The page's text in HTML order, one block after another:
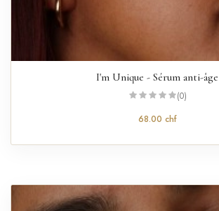
I'm Unique - Sérum anti-âge
(0)
68.00 chf